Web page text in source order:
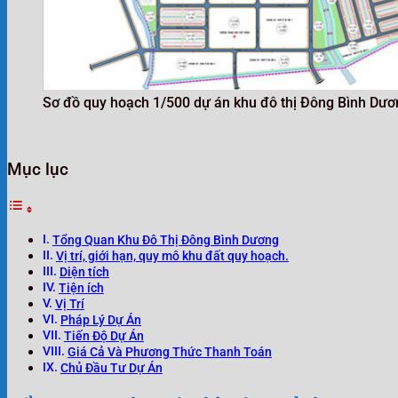
Sơ đồ quy hoạch 1/500 dự án khu đô thị Đông Bình
Mục lục
Tổng Quan Khu Đô Thị Đông Bình Dương
Vị trí, giới hạn, quy mô khu đất quy hoạch.
Diện tích
Tiện ích
Vị Trí
Pháp Lý Dự Án
Tiến Độ Dự Án
Giá Cả Và Phương Thức Thanh Toán
Chủ Đầu Tư Dự Án